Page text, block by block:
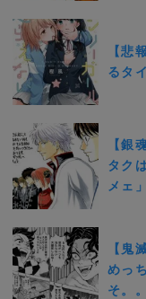
【悲
るタ
【銀
タク
メェ」
【鬼
めっ
そ。